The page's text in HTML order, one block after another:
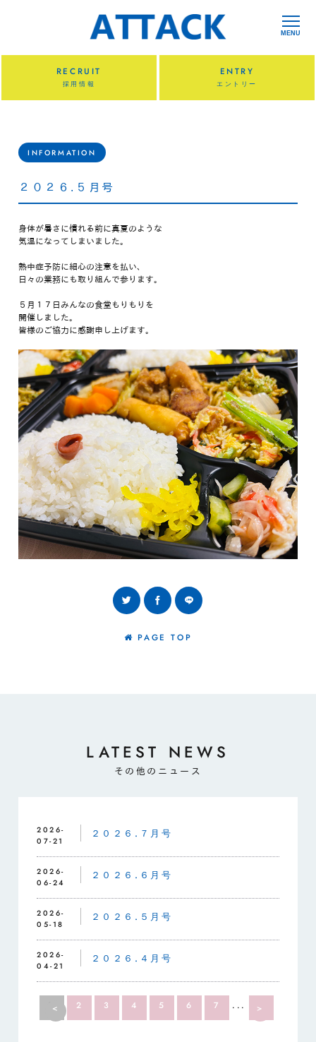
MENU
RECRUIT
採用情報
ENTRY
エントリー
INFORMATION
２０２６.５月号
身体が暑さに慣れる前に真夏のような
気温になってしまいました。
熱中症予防に細心の注意を払い、
日々の業務にも取り組んで参ります。
５月１７日みんなの食堂もりもりを
開催しました。
皆様のご協力に感謝申し上げます。
PAGE TOP
LATEST NEWS
その他のニュース
2026-
07-21
２０２６.７月号
2026-
06-24
２０２６.６月号
2026-
05-18
２０２６.５月号
2026-
04-21
２０２６.４月号
<
1 2 3 4 5 6 7 ... 12
>